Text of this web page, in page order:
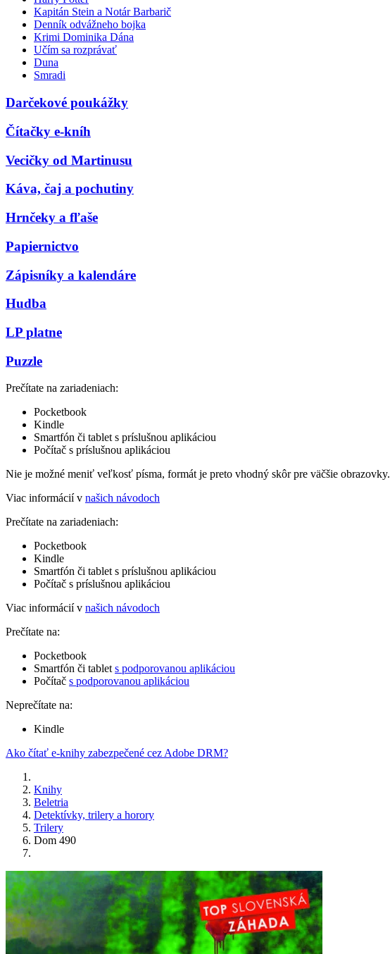
Kapitán Stein a Notár Barbarič
Denník odvážneho bojka
Krimi Dominika Dána
Učím sa rozprávať
Duna
Smradi
Darčekové poukážky
Čítačky e-kníh
Vecičky od Martinusu
Káva, čaj a pochutiny
Hrnčeky a fľaše
Papiernictvo
Zápisníky a kalendáre
Hudba
LP platne
Puzzle
Prečítate na zariadeniach:
Pocketbook
Kindle
Smartfón či tablet s príslušnou aplikáciou
Počítač s príslušnou aplikáciou
Nie je možné meniť veľkosť písma, formát je preto vhodný skôr pre väčšie obrazovky.
Viac informácií v našich návodoch
Prečítate na zariadeniach:
Pocketbook
Kindle
Smartfón či tablet s príslušnou aplikáciou
Počítač s príslušnou aplikáciou
Viac informácií v našich návodoch
Prečítate na:
Pocketbook
Smartfón či tablet s podporovanou aplikáciou
Počítač s podporovanou aplikáciou
Neprečítate na:
Kindle
Ako čítať e-knihy zabezpečené cez Adobe DRM?
Knihy
Beletria
Detektívky, trilery a horory
Trilery
Dom 490